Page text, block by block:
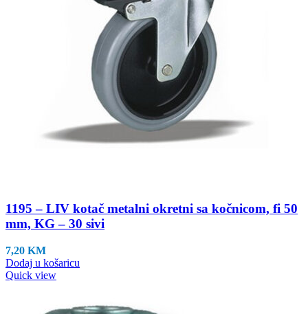
1195 – LIV kotač metalni okretni sa kočnicom, fi 50
mm, KG – 30 sivi
7,20 KM
Dodaj u košaricu
Quick view